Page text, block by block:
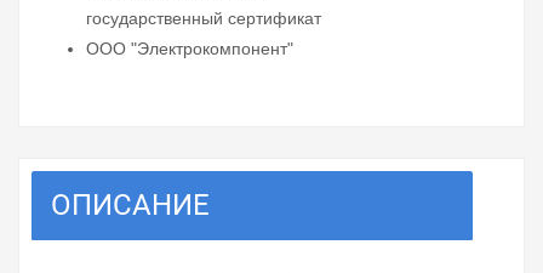
государственный сертификат
ООО "Электрокомпонент"
ОПИСАНИЕ